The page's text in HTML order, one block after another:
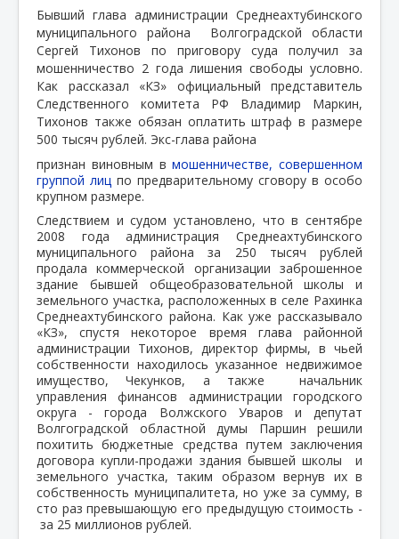
Бывший глава администрации Среднеахтубинского
муниципального района
Волгоградской области
Сергей Тихонов по приговору суда получил за
мошенничество 2 года лишения свободы условно.
Как рассказал «КЗ» официальный представитель
Следственного комитета РФ Владимир Маркин,
Тихонов также обязан оплатить штраф в размере
500 тысяч рублей. Экс-глава района
признан виновным вмошенничестве, совершенном
группой лиц по предварительному сговору в особо
крупном размере.
Следствием и судом установлено, что в сентябре
2008 года администрация Среднеахтубинского
муниципального района за 250 тысяч рублей
продала коммерческой организации заброшенное
здание бывшей общеобразовательной школы и
земельного участка, расположенных в селе Рахинка
Среднеахтубинского района. Как уже рассказывало
«КЗ», спустя некоторое время глава районной
администрации Тихонов, директор фирмы, в чьей
собственности находилось указанное недвижимое
имущество, Чекунков, а также начальник
управления финансов администрации городского
округа - города Волжского Уваров и депутат
Волгоградской областной думы Паршин решили
похитить бюджетные средства путем заключения
договора купли-продажи здания бывшей школы и
земельного участка, таким образом вернув их в
собственность муниципалитета, но уже за сумму, в
сто раз превышающую его предыдущую стоимость -
за 25 миллионов рублей.